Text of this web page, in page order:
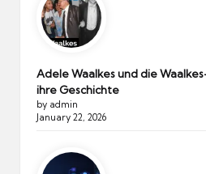
Adele Waalkes und die
ihre Geschichte
by admin
January 22, 2026